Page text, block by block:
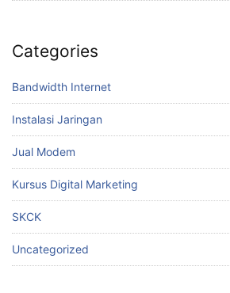
Categories
Bandwidth Internet
Instalasi Jaringan
Jual Modem
Kursus Digital Marketing
SKCK
Uncategorized